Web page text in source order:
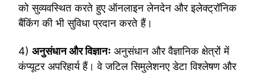
को सुव्यवस्थित करते हुए ऑनलाइन लेनदेन और इलेक्ट्रॉनिक
बैंकिंग की भी सुविधा प्रदान करते हैं।
4) अनुसंधान और विज्ञानः अनुसंधान और वैज्ञानिक क्षेत्रों में
कंप्यूटर अपरिहार्य हैं। वे जटिल सिमुलेशनए डेटा विश्लेषण और